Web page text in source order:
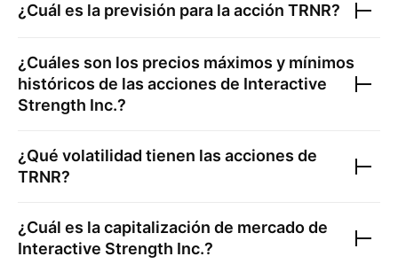
¿Cuál es la previsión para la acción TRNR?
¿Cuáles son los precios máximos y mínimos
históricos de las acciones de Interactive
Strength Inc.?
¿Qué volatilidad tienen las acciones de
TRNR?
¿Cuál es la capitalización de mercado de
Interactive Strength Inc.?